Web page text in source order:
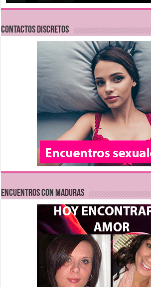
CONTACTOS DISCRETOS
Encuentros con Maduras